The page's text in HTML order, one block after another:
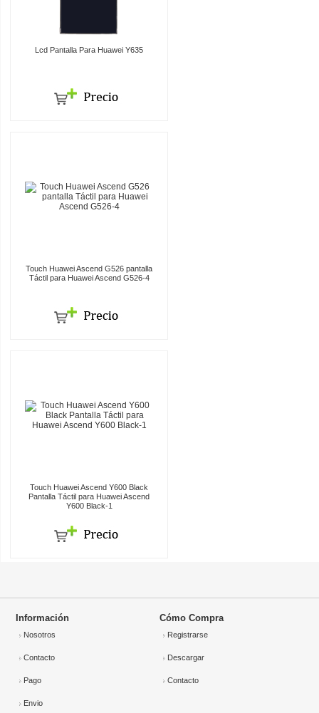
Lcd Pantalla Para Huawei Y635
Touch Huawei Ascend G526 pantalla
Táctil para Huawei Ascend G526-4
Touch Huawei Ascend Y600 Black
Pantalla Táctil para Huawei Ascend
Y600 Black-1
Información
Nosotros
Contacto
Pago
Envio
Cómo Compra
Registrarse
Descargar
Contacto